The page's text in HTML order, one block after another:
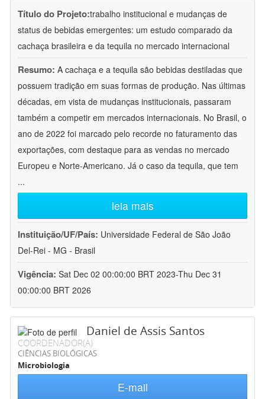
Título do Projeto:trabalho institucional e mudanças de
status de bebidas emergentes: um estudo comparado da
cachaça brasileira e da tequila no mercado internacional
Resumo: A cachaça e a tequila são bebidas destiladas que
possuem tradição em suas formas de produção. Nas últimas
décadas, em vista de mudanças institucionais, passaram
também a competir em mercados internacionais. No Brasil, o
ano de 2022 foi marcado pelo recorde no faturamento das
exportações, com destaque para as vendas no mercado
Europeu e Norte-Americano. Já o caso da tequila, que tem
...
leia mais
Instituição/UF/País: Universidade Federal de São João
Del-Rei - MG - Brasil
Vigência: Sat Dec 02 00:00:00 BRT 2023-Thu Dec 31
00:00:00 BRT 2026
Daniel de Assis Santos
COORDENADOR(A)
CIÊNCIAS BIOLÓGICAS
Microbiologia
E-mail